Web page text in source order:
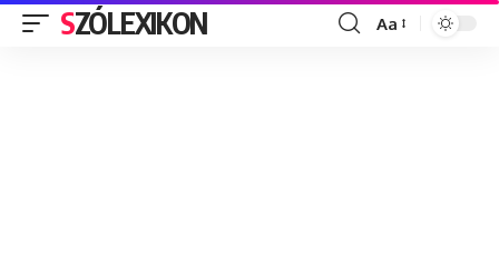
SZÓLEXIKON
Font
Aa